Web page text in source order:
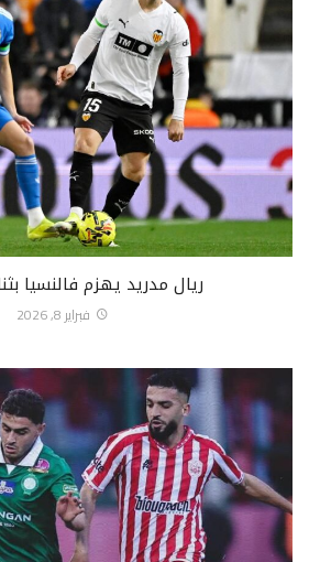
ريال مدريد يهزم فالنسيا
فبراير 8, 2026